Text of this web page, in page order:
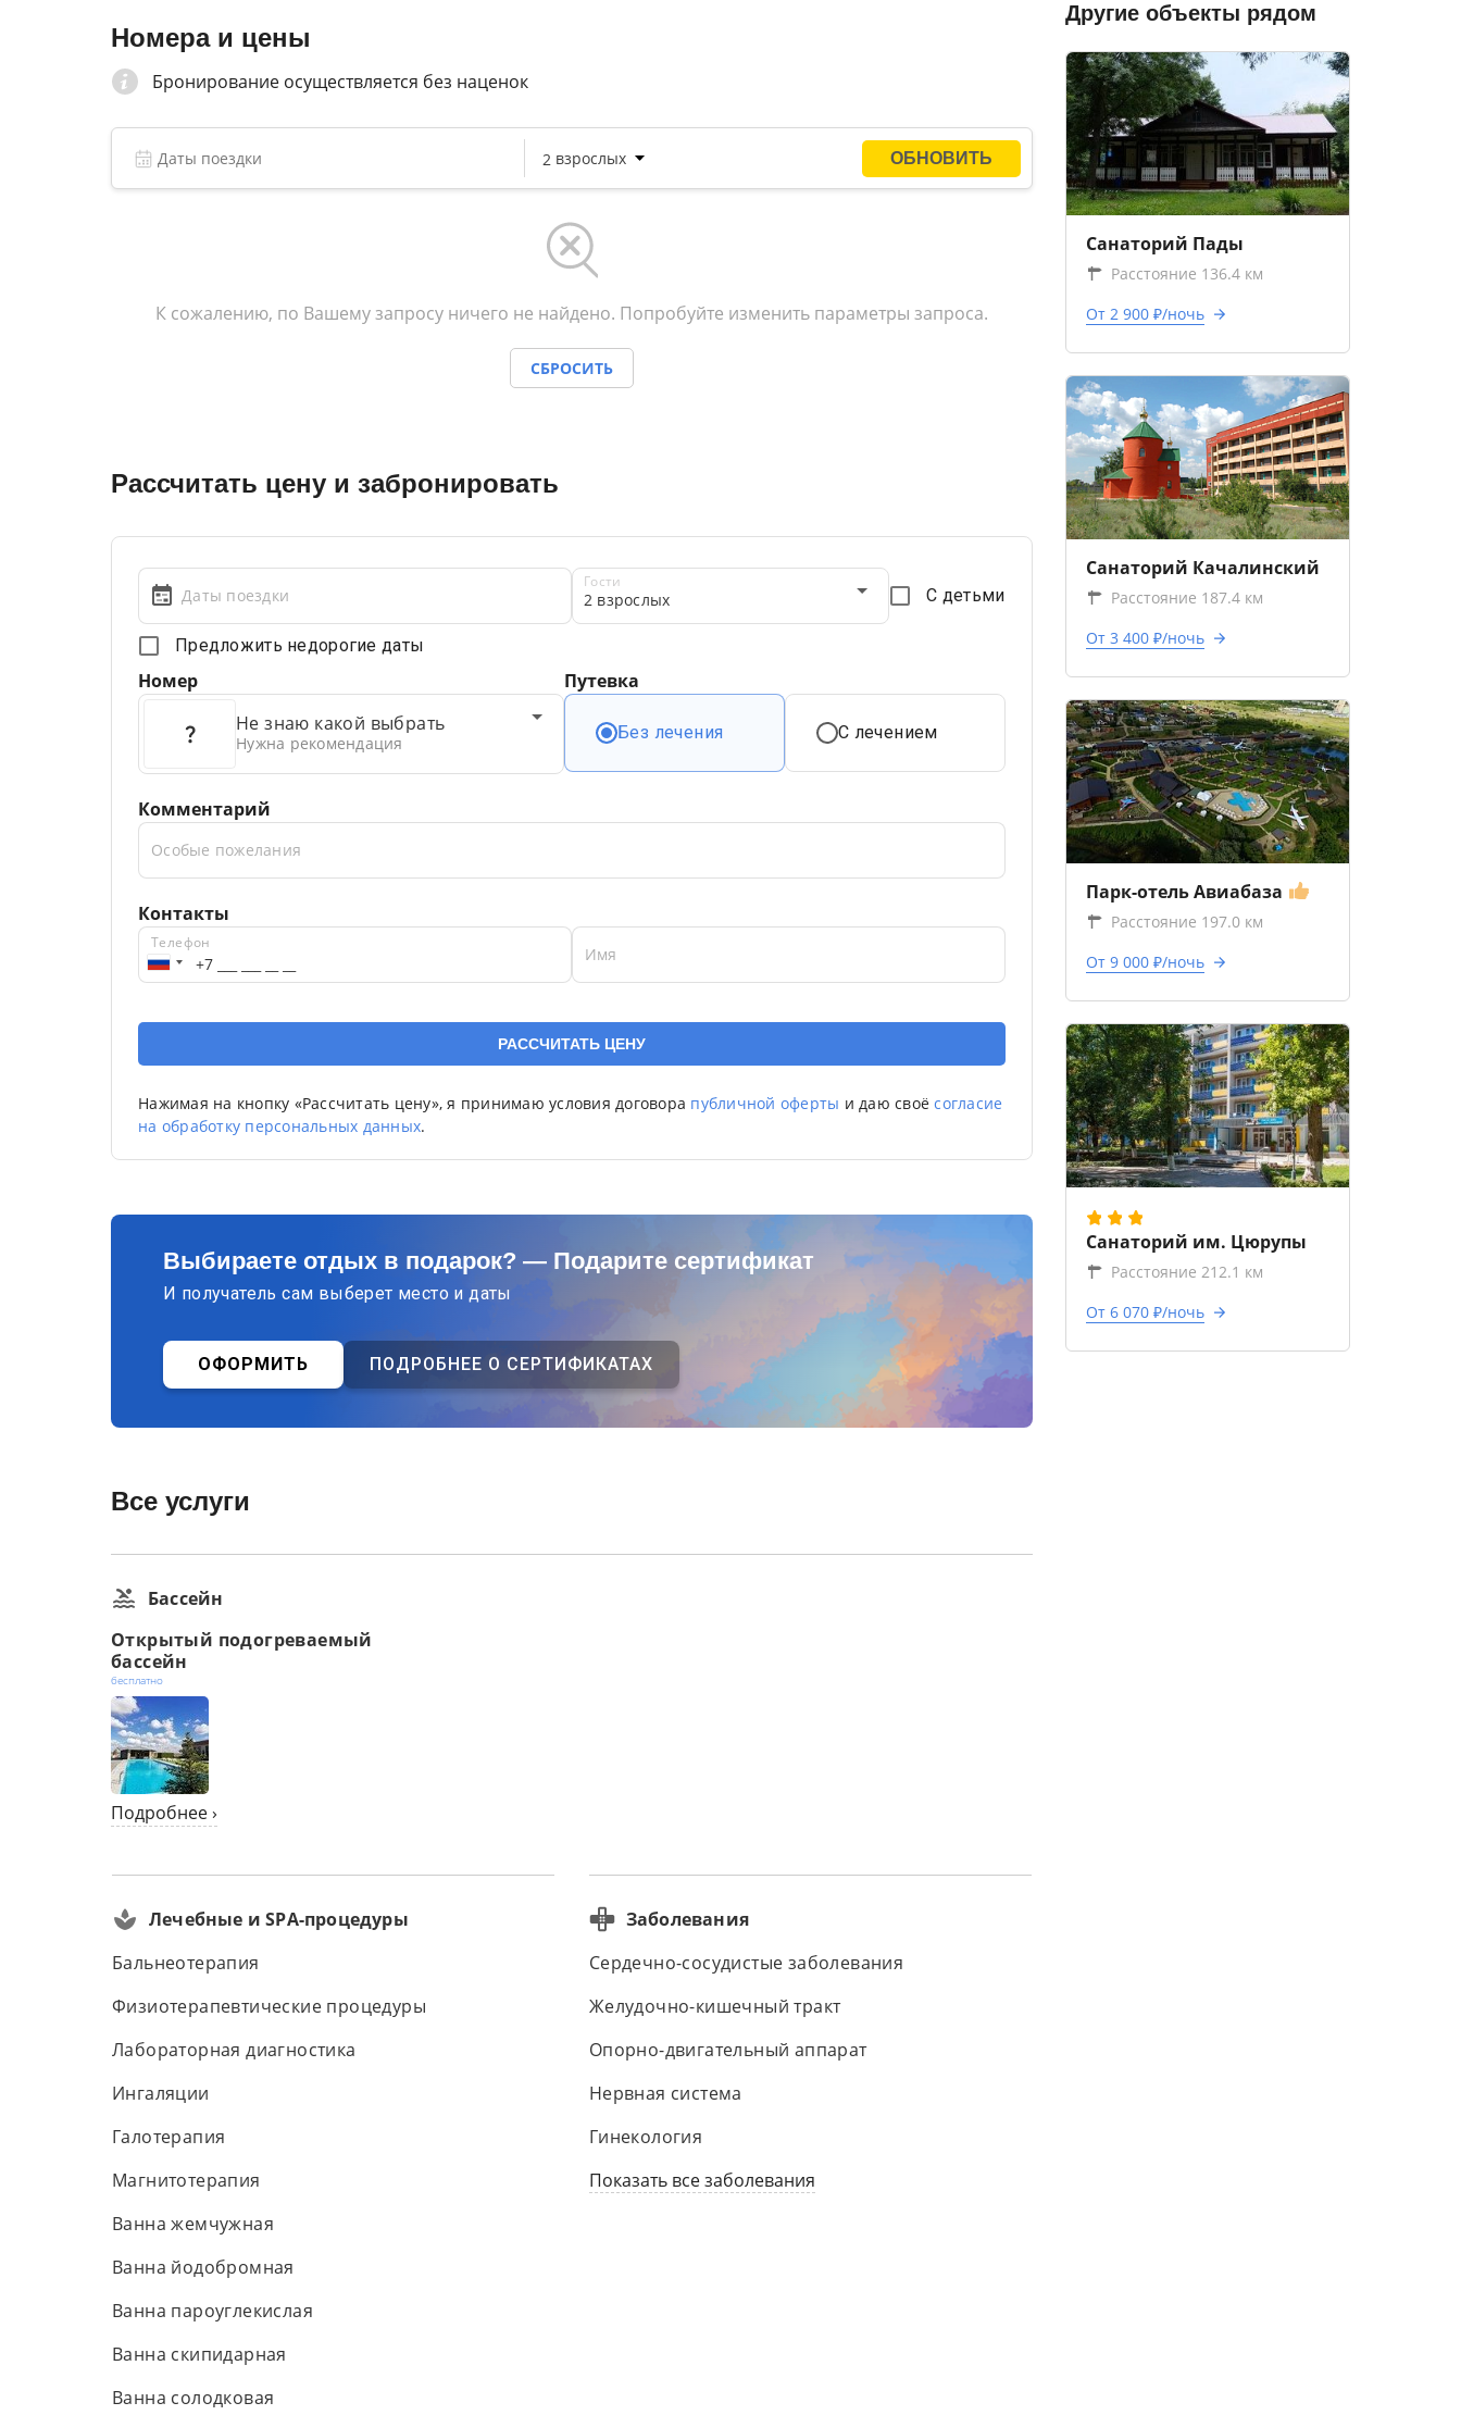
Номера и цены
Бронирование осуществляется без наценок
К сожалению, по Вашему запросу ничего не найдено. Попробуйте изменить параметры запроса.
СБРОСИТЬ
Рассчитать цену и забронировать
Даты поездки
Предложить недорогие даты
Гости
2 взрослых С детьми
Номер
Не знаю какой выбрать
Нужна рекомендация
Путевка
Без лечения С лечением
Комментарий
Особые пожелания
Контакты
Телефон
Имя
Нажимая на кнопку «Рассчитать цену», я принимаю условия договора публичной оферты и даю своёсогласие
на обработку персональных данных.
Выбираете отдых в подарок? — Подарите сертификат
И получатель сам выберет место и даты
ОФОРМИТЬ ПОДРОБНЕЕ О СЕРТИФИКАТАХ
Все услуги
Бассейн
Открытый подогреваемый
бассейн
бесплатно
Подробнее ›
Лечебные и SPA-процедуры
Бальнеотерапия
Физиотерапевтические процедуры
Лабораторная диагностика
Ингаляции
Галотерапия
Магнитотерапия
Ванна жемчужная
Ванна йодобромная
Ванна пароуглекислая
Ванна скипидарная
Ванна солодковая
Заболевания
Сердечно-сосудистые заболевания
Желудочно-кишечный тракт
Опорно-двигательный аппарат
Нервная система
Гинекология
Показать все заболевания
Другие объекты рядом
Санаторий Пады
Расстояние 136.4 км
От 2 900 ₽/ночь
Санаторий Качалинский
Расстояние 187.4 км
От 3 400 ₽/ночь
Парк-отель Авиабаза
Расстояние 197.0 км
От 9 000 ₽/ночь
Санаторий им. Цюрупы
Расстояние 212.1 км
От 6 070 ₽/ночь